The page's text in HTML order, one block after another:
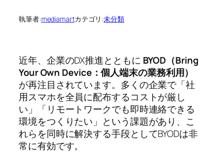
執筆者:mediamartカテゴリ:未分類
近年、企業のDX推進とともに BYOD（Bring
Your Own Device：個人端末の業務利用）
が再注目されています。多くの企業で「社
用スマホを全員に配布するコストが厳し
い」「リモートワークでも即時連絡できる
環境をつくりたい」という課題があり、こ
れらを同時に解決する手段としてBYODは非
常に有効です。